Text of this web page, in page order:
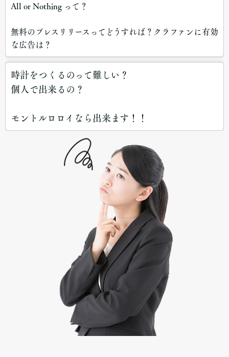
All or Nothing って？
無料のプレスリリースってどうすれば？クラファンに有効
な広告は？
時計をつくるのって難しい？
個人で出来るの？
モントルロロイなら出来ます！！